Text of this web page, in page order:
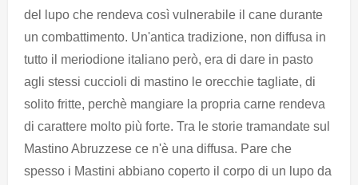
del lupo che rendeva così vulnerabile il cane durante
un combattimento. Un'antica tradizione, non diffusa in
tutto il meriodione italiano però, era di dare in pasto
agli stessi cuccioli di mastino le orecchie tagliate, di
solito fritte, perchè mangiare la propria carne rendeva
di carattere molto più forte. Tra le storie tramandate sul
Mastino Abruzzese ce n'è una diffusa. Pare che
spesso i Mastini abbiano coperto il corpo di un lupo da